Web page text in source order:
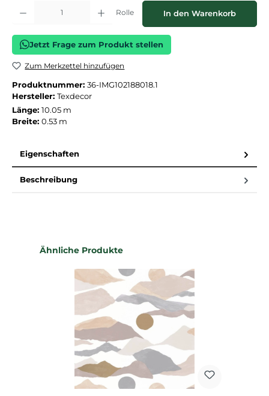
Produkt Anzahl: Gib den gewünschten Wert ein oder benutze die
Rolle In den Warenkorb
Jetzt Frage zum Produkt stellen
Zum Merkzettel hinzufügen
Produktnummer: 36-IMG102188018.1
Hersteller: Texdecor
Länge: 10.05 m
Breite: 0.53 m
Eigenschaften
Beschreibung
Produktgalerie überspringen
Ähnliche Produkte